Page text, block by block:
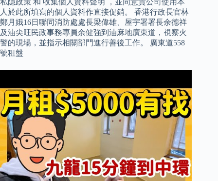
人於此所填寫的個人資料作直接促銷。 香港行政長官林
鄭月娥16日聯同消防處處長梁偉雄、屋宇署署長余德祥
及油尖旺民政事務專員余健強到油麻地廣東道，視察火
警的現場，並指示相關部門進行善後工作。 廣東道558
號租盤